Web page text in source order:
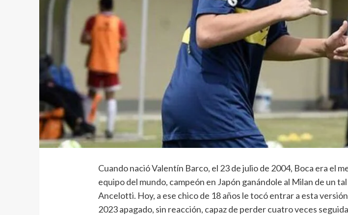
Cuando nació Valentín Barco, el 23 de julio de 2004, Boca era el
equipo del mundo, campeón en Japón ganándole al Milan de un
Ancelotti. Hoy, a ese chico de 18 años le tocó entrar a esta
2023 apagado, sin reacción, capaz de perder cuatro veces